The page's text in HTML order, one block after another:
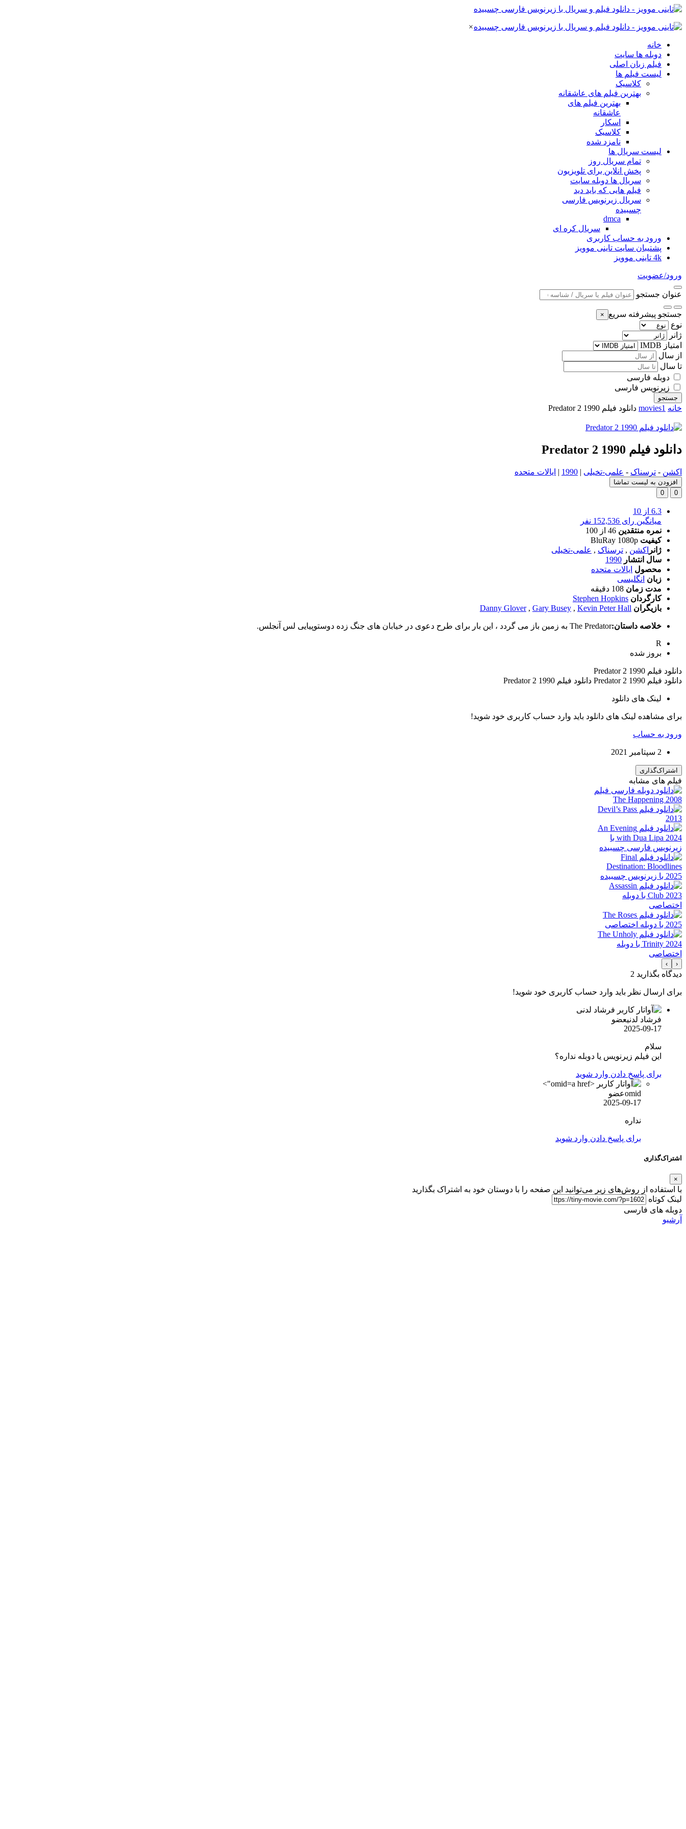
×
خانه
دوبله ها سایت
فیلم زبان اصلی
لیست فیلم ها
کلاسیک
بهترین فیلم های عاشقانه
بهترین فیلم های
عاشقانه
اسکار
کلاسیک
نامزد شده
لیست سریال ها
تمام سریال روز
پخش انلاین برای تلویزیون
سریال ها دوبله سایت
فیلم هایی که باید دید
سریال زیرنویس فارسی
چسبیده
dmca
سریال کره ای
ورود به حساب کاربری
پشتیبان سایت تاینی موویز
4k تاینی موویز
ورود/عضویت
عنوان جستجو
جستجو پیشرفته سریع ×
نوع
ژانر
امتیاز IMDB
از سال
تا سال
دوبله فارسی
زیرنویس فارسی
جستجو
خانه movies1 دانلود فیلم Predator 2 1990
دانلود فیلم Predator 2 1990
اکشن - ترسناک - علمی-تخیلی |
1990
| ایالات متحده
افزودن به لیست تماشا
0
0
6.3 از 10
میانگین رای 152,536 نفر
نمره منتقدین 46 از 100
کیفیت BluRay 1080p
ژانر اکشن , ترسناک , علمی-تخیلی
سال انتشار 1990
محصول ایالات متحده
زبان انگلیسی
مدت زمان 108 دقیقه
کارگردان Stephen Hopkins
بازیگران
Danny Glover, Gary Busey , Kevin Peter Hall
خلاصه داستان:The Predator به زمین باز می گردد ، این بار برای طرح دعوی در خیابان های جنگ زده دوستوپیایی لس آنجلس.
R
بروز‌ شده
دانلود فیلم Predator 2 1990
دانلود فیلم Predator 2 1990 دانلود فیلم Predator 2 1990
لینک های دانلود
برای مشاهده لینک های دانلود باید وارد حساب کاربری خود شوید!
ورود به حساب
2 سپتامبر 2021
اشتراک‌گذاری
فیلم های مشابه
‹
›
دیدگاه بگذارید 2
برای ارسال نظر باید وارد حساب کاربری خود شوید!
فرشاد لدنیعضو
2025-09-17
سلام
این فیلم زیرنویس یا دوبله نداره؟
برای پاسخ دادن وارد شوید
omid">
omidعضو
2025-09-17
نداره
برای پاسخ دادن وارد شوید
اشتراک‌گذاری
×
با استفاده از روش‌های زیر می‌توانید این صفحه را با دوستان خود به اشتراک بگذارید
لینک کوتاه
دوبله های فارسی
آرشیو